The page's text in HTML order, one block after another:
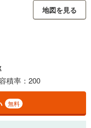
地図を見る
積率：200
無料